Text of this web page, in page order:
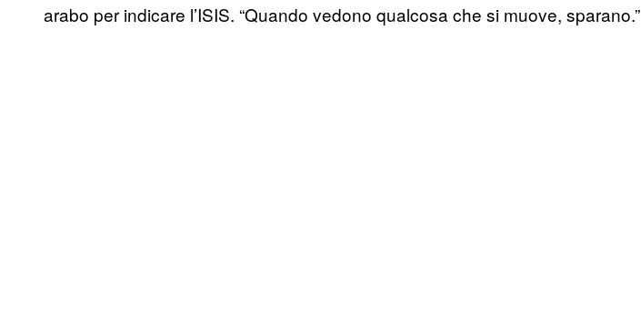
arabo per indicare l’ISIS. “Quando vedono qualcosa che si muove, sparano.”